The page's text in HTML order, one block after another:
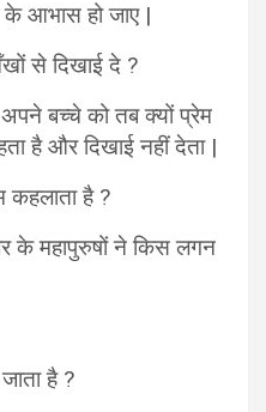
के आभास हो जाए |
से दिखाई दे ?
अपने बच्चे को तब क्यों प्रेम
है और दिखाई नहीं देता |
कहलाता है ?
के महापुरुषों ने किस लगन
है ?